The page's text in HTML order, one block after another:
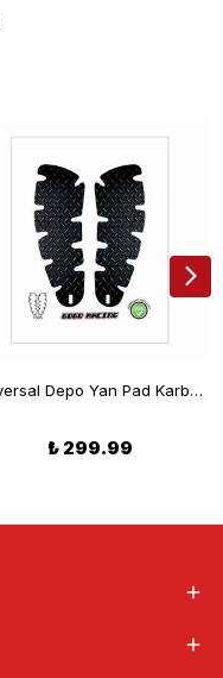
Universal Depo Yan Pad Karbon 3
₺ 299.99